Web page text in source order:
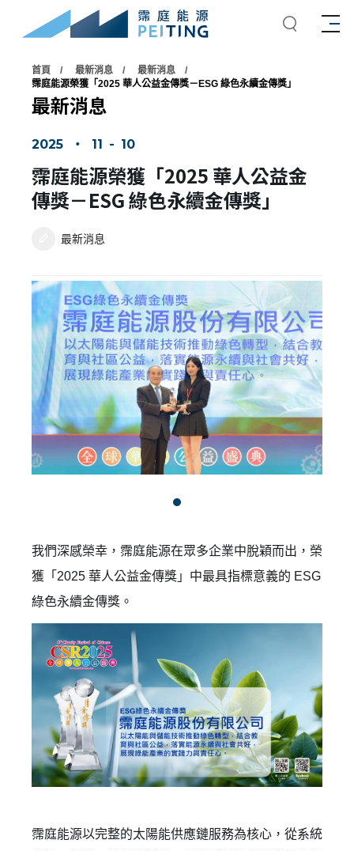
首頁 最新消息
最新消息
霈庭能源榮獲「2025 華人公益金傳獎－ESG 綠色永續金傳獎」
最新消息
2025 ‧ 11 - 10
霈庭能源榮獲「2025 華人公益金
傳獎－ESG 綠色永續金傳獎」
最新消息
我們深感榮幸，霈庭能源在眾多企業中脫穎而出，榮
獲「2025 華人公益金傳獎」中最具指標意義的 ESG
綠色永續金傳獎。
霈庭能源以完整的太陽能供應鏈服務為核心，從系統